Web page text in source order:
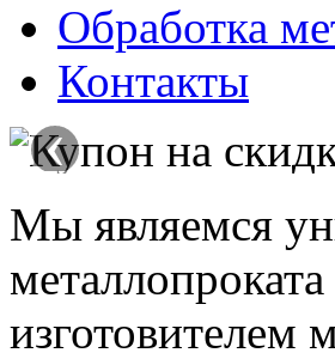
Обработка
Контакты
‹
Мы являемся
изготовителем